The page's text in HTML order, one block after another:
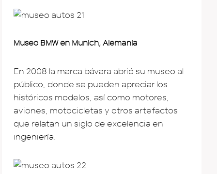
Museo BMW en Munich, Alemania
En 2008 la marca bávara abrió su museo al
público, donde se pueden apreciar los
históricos modelos, así como motores,
aviones, motocicletas y otros artefactos
que relatan un siglo de excelencia en
ingeniería.